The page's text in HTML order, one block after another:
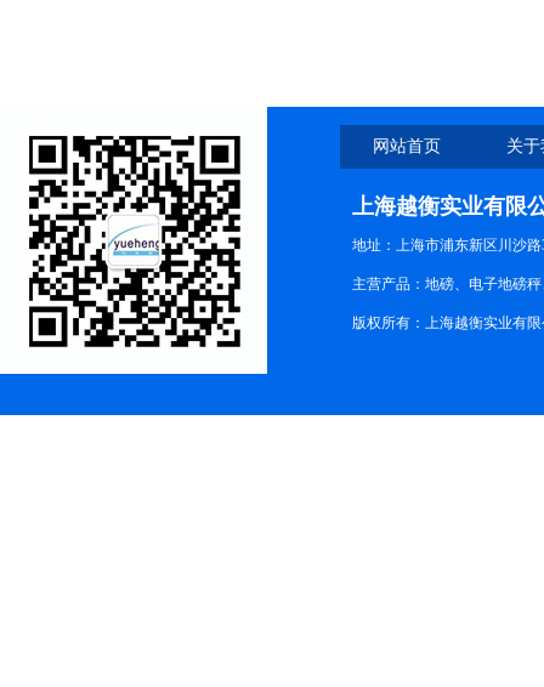
网站首页 关
上海越衡实业有限
地址：上海市浦东新区川沙路
主营产品：地磅、电子地磅
版权所有：上海越衡实业有